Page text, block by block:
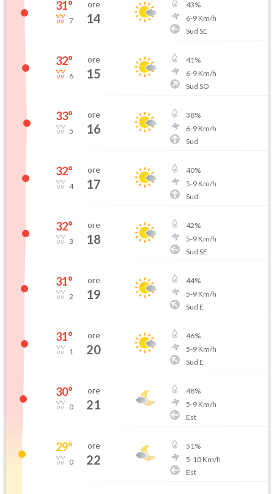
31°
7
ore
14
43%
6-9Km/h
Sud SE
32°
6
ore
15
41%
6-9Km/h
Sud SO
33°
5
ore
16
38%
6-9Km/h
Sud
32°
4
ore
17
40%
5-9Km/h
Sud
32°
3
ore
18
42%
5-9Km/h
Sud SE
31°
2
ore
19
44%
5-9Km/h
Sud E
31°
1
ore
20
46%
5-9Km/h
Sud E
30°
0
ore
21
48%
5-9Km/h
Est
29°
0
ore
22
51%
5-10Km/h
Est